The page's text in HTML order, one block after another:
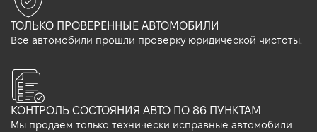
ТОЛЬКО ПРОВЕРЕННЫЕ АВТОМОБИЛИ
Все автомобили прошли проверку юридической чистоты.
КОНТРОЛЬ СОСТОЯНИЯ АВТО ПО 86 ПУНКТАМ
Мы продаем только технически исправные автомобили